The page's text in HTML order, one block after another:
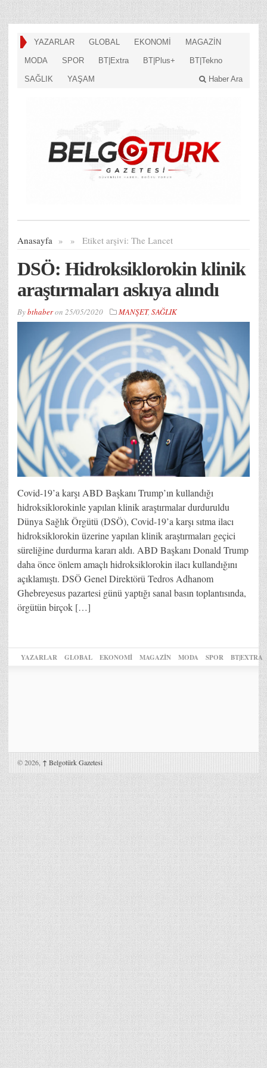
YAZARLAR GLOBAL EKONOMİ MAGAZİN
MODA SPOR BT|Extra BT|Plus+ BT|Tekno
SAĞLIK YAŞAM Haber Ara
Anasayfa » Etiket arşivi:
» The Lancet
DSÖ: Hidroksiklorokin klinik
araştırmaları askıya alındı
Bybthaberon 25/05/2020 MANŞET, SAĞLIK
Covid-19’a karşı ABD Başkanı Trump’ın kullandığı
hidroksiklorokinle yapılan klinik araştırmalar durduruldu
Dünya Sağlık Örgütü (DSÖ), Covid-19’a karşı sıtma ilacı
hidroksiklorokin üzerine yapılan klinik araştırmaları geçici
süreliğine durdurma kararı aldı. ABD Başkanı Donald Trump
daha önce önlem amaçlı hidroksiklorokin ilacı kullandığını
açıklamıştı. DSÖ Genel Direktörü Tedros Adhanom
Ghebreyesus pazartesi günü yaptığı sanal basın toplantısında,
örgütün birçok […]
YAZARLAR GLOBAL EKONOMİ MAGAZİN MODA SPOR BT|EXTRA
© 2026, ↑ Belgotürk Gazetesi